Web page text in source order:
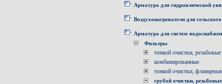
Арматура для гидравлической
Воздухонагреватели для
Арматура для систем
Фильтры
тонкой очистки, резьбовые
комбинированные
тонкой очистки, фланцевые
грубой очистки, резьбовые